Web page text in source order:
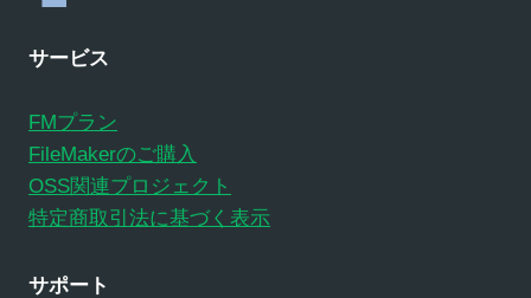
サービス
FMプラン
FileMakerのご購入
OSS関連プロジェクト
特定商取引法に基づく表示
サポート